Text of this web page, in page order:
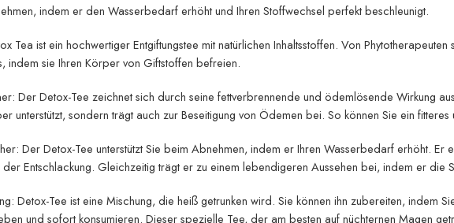
indem er den Wasserbedarf erhöht und Ihren Stoffwechsel perfekt beschleunigt.
Tea ist ein hochwertiger Entgiftungstee mit natürlichen Inhaltsstoffen. Von
indem sie Ihren Körper von Giftstoffen befreien.
Der Detox-Tee zeichnet sich durch seine fettverbrennende und ödemlösende Wirkung
unterstützt, sondern trägt auch zur Beseitigung von Ödemen bei. So können Sie ein
Der Detox-Tee unterstützt Sie beim Abnehmen, indem er Ihren Wasserbedarf erhöht. Er
Entschlackung. Gleichzeitig trägt er zu einem lebendigeren Aussehen bei, indem er die
Detox-Tee ist eine Mischung, die heiß getrunken wird. Sie können ihn zubereiten, indem
und sofort konsumieren. Dieser spezielle Tee, der am besten auf nüchternen Magen